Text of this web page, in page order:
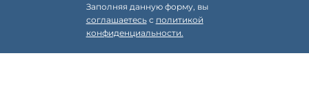
Заполняя данную форму, вы
соглашаетесьс политикой
конфиденциальности.